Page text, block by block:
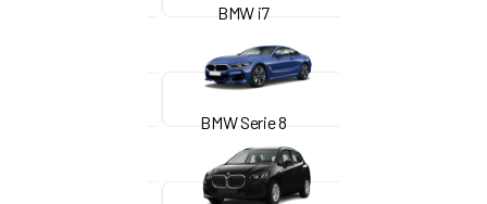
BMW i7
BMW Serie 8